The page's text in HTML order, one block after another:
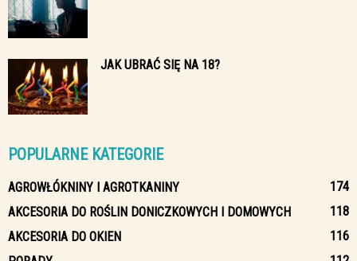
JAK UBRAĆ SIĘ NA 18?
POPULARNE KATEGORIE
AGROWŁÓKNINY I AGROTKANINY
174
AKCESORIA DO ROŚLIN DONICZKOWYCH I DOMOWYCH
118
AKCESORIA DO OKIEN
116